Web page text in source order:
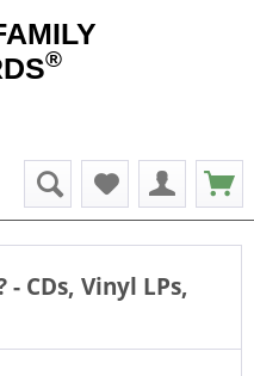
®
- CDs, Vinyl LPs,